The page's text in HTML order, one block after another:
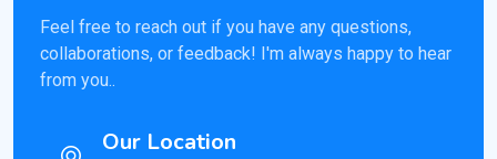
Feel free to reach out if you have any questions,
collaborations, or feedback! I'm always happy to hear
from you..
Our Location